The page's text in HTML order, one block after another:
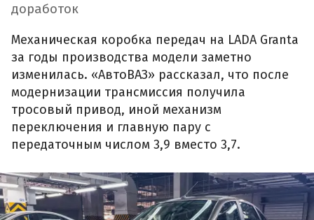
доработок
Механическая коробка передач на LADA Granta
за годы производства модели заметно
изменилась. «АвтоВАЗ» рассказал, что после
модернизации трансмиссия получила
тросовый привод, иной механизм
переключения и главную пару с
передаточным числом 3,9 вместо 3,7.